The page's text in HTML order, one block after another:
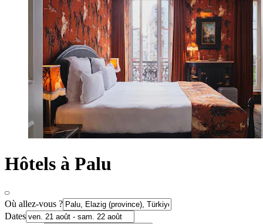
Hôtels à Palu
Où allez-vous ?
Dates